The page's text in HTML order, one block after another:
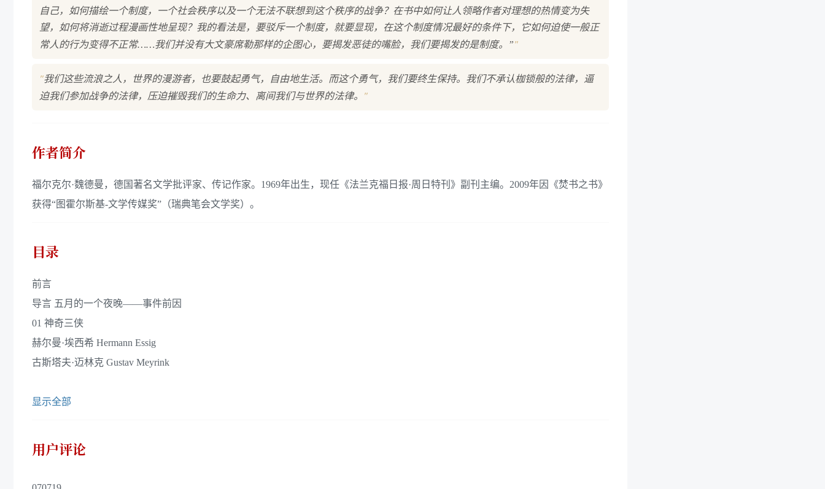
自己，如何描绘一个制度，一个社会秩序以及一个无法不联想到这个秩序的战争？在书中如何让人领略作者对理想的热情变为失
望，如何将消逝过程漫画性地呈现？我的看法是，要驳斥一个制度，就要显现，在这个制度情况最好的条件下，它如何迫使一般正
常人的行为变得不正常……我们并没有大文豪席勒那样的企图心，要揭发恶徒的嘴脸，我们要揭发的是制度。”"
"我们这些流浪之人，世界的漫游者，也要鼓起勇气，自由地生活。而这个勇气，我们要终生保持。我们不承认枷锁般的法律，逼
迫我们参加战争的法律，压迫摧毁我们的生命力、离间我们与世界的法律。
"
作者简介
福尔克尔·魏德曼，德国著名文学批评家、传记作家。1969年出生，现任《法兰克福日报·周日特刊》副刊主编。2009年因《焚书之书》
获得“图霍尔斯基-文学传媒奖”（瑞典笔会文学奖）。
目录
前言
导言 五月的一个夜晚——事件前因
01 神奇三侠
赫尔曼·埃西希 Hermann Essig
古斯塔夫·迈林克 Gustav Meyrink
显示全部
用户评论